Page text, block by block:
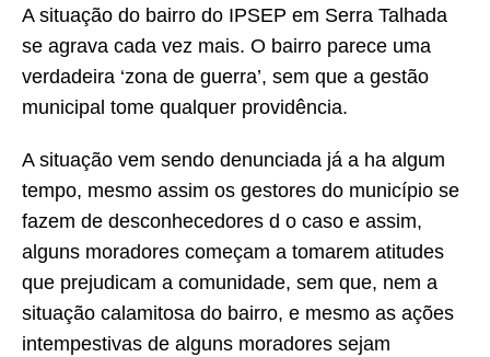
A situação do bairro do IPSEP em Serra Talhada
se agrava cada vez mais. O bairro parece uma
verdadeira ‘zona de guerra’, sem que a gestão
municipal tome qualquer providência.
A situação vem sendo denunciada já a ha algum
tempo, mesmo assim os gestores do município se
fazem de desconhecedores d o caso e assim,
alguns moradores começam a tomarem atitudes
que prejudicam a comunidade, sem que, nem a
situação calamitosa do bairro, e mesmo as ações
intempestivas de alguns moradores sejam